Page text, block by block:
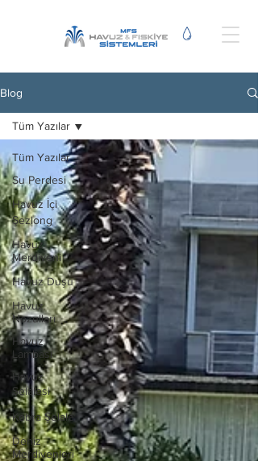
Blog
Tüm Yazılar
Su Perdesi
Havuz İçi
Şezlong
Havuz
Merdiveni
Havuz Duşu
Havuz
Nozulları
Havuz
Lambası
Havuz
Şelalesi
Kobra Şelale
Deniz
Merdivenleri
Tüm Yazılar